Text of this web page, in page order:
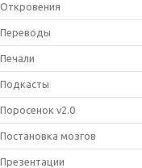
Откровения
Переводы
Печали
Подкасты
Поросенок v2.0
Постановка мозгов
Презентации